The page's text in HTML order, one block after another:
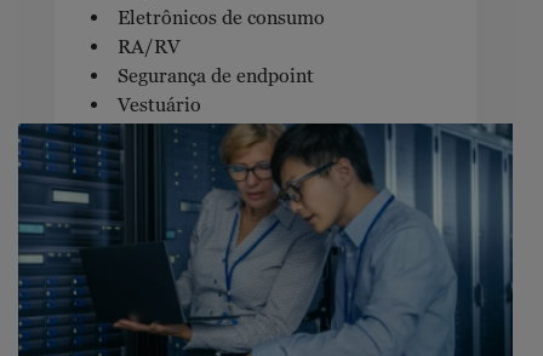
Eletrônicos de consumo
RA/RV
Segurança de endpoint
Vestuário
Software de endpoint